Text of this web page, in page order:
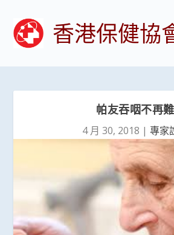
香港保健協
帕友吞咽不再難
4 月 30, 2018 | 專家